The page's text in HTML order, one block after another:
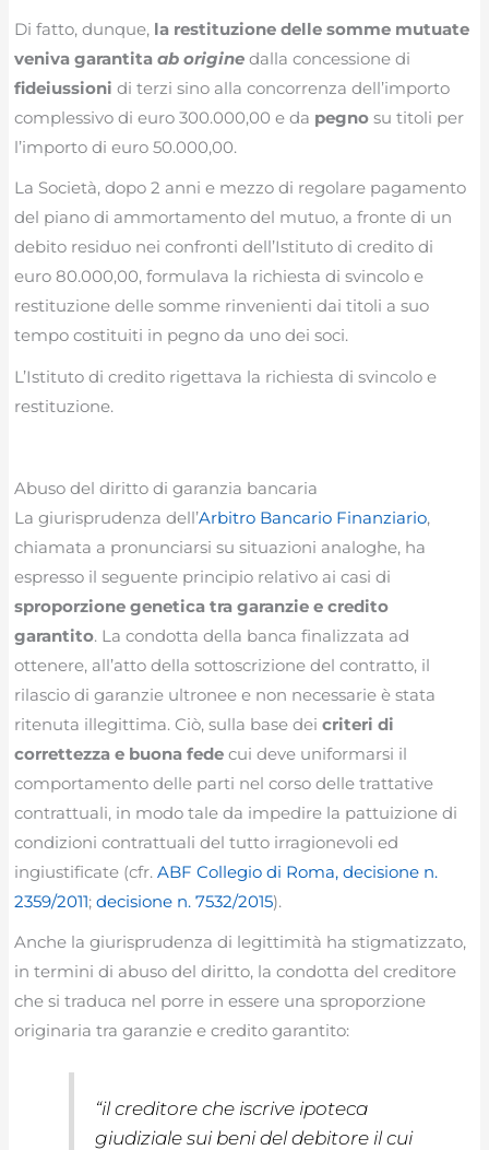
Di fatto, dunque, la restituzione delle somme mutuate
veniva garantitaab origine dalla concessione di
fideiussioni di terzi sino alla concorrenza dell’importo
complessivo di euro 300.000,00 e da pegno su titoli per
l’importo di euro 50.000,00.
La Società, dopo 2 anni e mezzo di regolare pagamento
del piano di ammortamento del mutuo, a fronte di un
debito residuo nei confronti dell’Istituto di credito di
euro 80.000,00, formulava la richiesta di svincolo e
restituzione delle somme rinvenienti dai titoli a suo
tempo costituiti in pegno da uno dei soci.
L’Istituto di credito rigettava la richiesta di svincolo e
restituzione.
Abuso del diritto di garanzia bancaria
La giurisprudenza dell’Arbitro Bancario Finanziario,
chiamata a pronunciarsi su situazioni analoghe, ha
espresso il seguente principio relativo ai casi di
sproporzione genetica tra garanzie e credito
garantito. La condotta della banca finalizzata ad
ottenere, all’atto della sottoscrizione del contratto, il
rilascio di garanzie ultronee e non necessarie è stata
ritenuta illegittima. Ciò, sulla base deicriteri di
correttezza e buona fede cui deve uniformarsi il
comportamento delle parti nel corso delle trattative
contrattuali, in modo tale da impedire la pattuizione di
condizioni contrattuali del tutto irragionevoli ed
ingiustificate (cfr.ABF Collegio di Roma, decisione n.
2359/2011;decisione n. 7532/2015).
Anche la giurisprudenza di legittimità ha stigmatizzato,
in termini di abuso del diritto, la condotta del creditore
che si traduca nel porre in essere una sproporzione
originaria tra garanzie e credito garantito:
“il creditore che iscrive ipoteca
giudiziale sui beni del debitore il cui